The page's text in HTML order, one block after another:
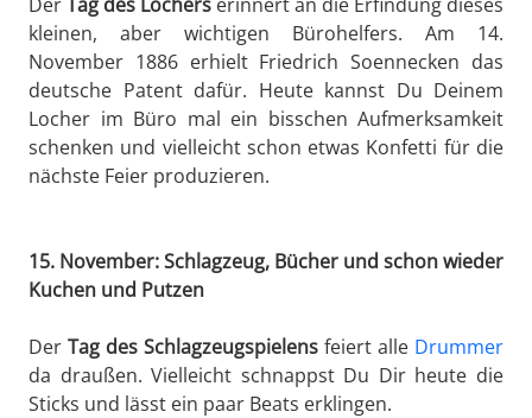
kleinen, aber wichtigen Bürohelfers. Am 14.
November 1886 erhielt Friedrich Soennecken das
deutsche Patent dafür. Heute kannst Du Deinem
Locher im Büro mal ein bisschen Aufmerksamkeit
schenken und vielleicht schon etwas Konfetti für die
nächste Feier produzieren.
15. November: Schlagzeug, Bücher und schon wieder
Kuchen und Putzen
Der Tag des Schlagzeugspielens feiert alle Drummer
da draußen. Vielleicht schnappst Du Dir heute die
Sticks und lässt ein paar Beats erklingen.